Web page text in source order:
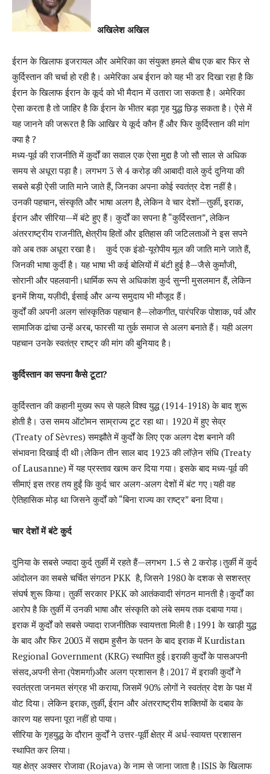
अखिलेश अखिल
ईरान के खिलाफ इजरायल और अमेरिका का संयुक्त हमले बीच एक बार फिर से
कुर्दिस्तान की चर्चा हो रही है। अमेरिका अब ईरान को यह भी डर दिखा रहा है कि
ईरान के खिलाफ ईरान के कूर्द को भी मैदान में उतारा जा सकता है। अमेरिका
ऐसा करता है तो जाहिर है कि ईरान के भीतर बड़ा गृह युद्ध छिड़ सकता है। ऐसे में
यह जानने की जरूरत है कि आखिर ये कूर्द कौन हैं और फिर कुर्दिस्तान की मांग
क्या है ?
मध्य-पूर्व की राजनीति में कुर्दों का सवाल एक ऐसा मुद्दा है जो सौ साल से अधिक
समय से अधूरा पड़ा है। लगभग 3 से 4 करोड़ की आबादी वाले कुर्द दुनिया की
सबसे बड़ी ऐसी जाति माने जाते हैं, जिनका अपना कोई स्वतंत्र देश नहीं है।
उनकी पहचान, संस्कृति और भाषा अलग है, लेकिन वे चार देशों—तुर्की, इराक,
ईरान और सीरिया—में बंटे हुए हैं। कुर्दों का सपना है “कुर्दिस्तान”, लेकिन
अंतरराष्ट्रीय राजनीति, क्षेत्रीय हितों और इतिहास की जटिलताओं ने इस सपने
को अब तक अधूरा रखा है। कुर्द एक इंडो-यूरोपीय मूल की जाति माने जाते हैं,
जिनकी भाषा कुर्दी है। यह भाषा भी कई बोलियों में बंटी हुई है—जैसे कुर्मांजी,
सोरानी और पहलवानी।धार्मिक रूप से अधिकांश कुर्द सुन्नी मुसलमान हैं, लेकिन
इनमें शिया, यज़ीदी, ईसाई और अन्य समुदाय भी मौजूद हैं।
कुर्दों की अपनी अलग सांस्कृतिक पहचान है—लोकगीत, पारंपरिक पोशाक, पर्व और
सामाजिक ढांचा उन्हें अरब, फारसी या तुर्क समाज से अलग बनाते हैं। यही अलग
पहचान उनके स्वतंत्र राष्ट्र की मांग की बुनियाद है।
कुर्दिस्तान का सपना कैसे टूटा?
कुर्दिस्तान की कहानी मुख्य रूप से पहले विश्व युद्ध (1914-1918) के बाद शुरू
होती है। उस समय ऑटोमन साम्राज्य टूट रहा था। 1920 में हुए सेव्र
(Treaty of Sèvres) समझौते में कुर्दों के लिए एक अलग देश बनाने की
संभावना दिखाई दी थी।लेकिन तीन साल बाद 1923 की लॉज़ेन संधि (Treaty
of Lausanne) में यह प्रस्ताव खत्म कर दिया गया। इसके बाद मध्य-पूर्व की
सीमाएं इस तरह तय हुईं कि कुर्द चार अलग-अलग देशों में बंट गए।यही वह
ऐतिहासिक मोड़ था जिसने कुर्दों को “बिना राज्य का राष्ट्र” बना दिया।
चार देशों में बंटे कुर्द
दुनिया के सबसे ज्यादा कुर्द तुर्की में रहते हैं—लगभग 1.5 से 2 करोड़।तुर्की में कुर्द
आंदोलन का सबसे चर्चित संगठन PKK है, जिसने 1980 के दशक से सशस्त्र
संघर्ष शुरू किया। तुर्की सरकार PKK को आतंकवादी संगठन मानती है।कुर्दों का
आरोप है कि तुर्की में उनकी भाषा और संस्कृति को लंबे समय तक दबाया गया।
इराक में कुर्दों को सबसे ज्यादा राजनीतिक स्वायत्तता मिली है।1991 के खाड़ी युद्ध
के बाद और फिर 2003 में सद्दाम हुसैन के पतन के बाद इराक में Kurdistan
Regional Government (KRG) स्थापित हुई।इराकी कुर्दों के पासअपनी
संसद,अपनी सेना (पेशमर्गा)और अलग प्रशासन है।2017 में इराकी कुर्दों ने
स्वतंत्रता जनमत संग्रह भी कराया, जिसमें 90% लोगों ने स्वतंत्र देश के पक्ष में
वोट दिया। लेकिन इराक, तुर्की, ईरान और अंतरराष्ट्रीय शक्तियों के दबाव के
कारण यह सपना पूरा नहीं हो पाया।
सीरिया के गृहयुद्ध के दौरान कुर्दों ने उत्तर-पूर्वी क्षेत्र में अर्ध-स्वायत्त प्रशासन
स्थापित कर लिया।
यह क्षेत्र अक्सर रोजावा (Rojava) के नाम से जाना जाता है।ISIS के खिलाफ